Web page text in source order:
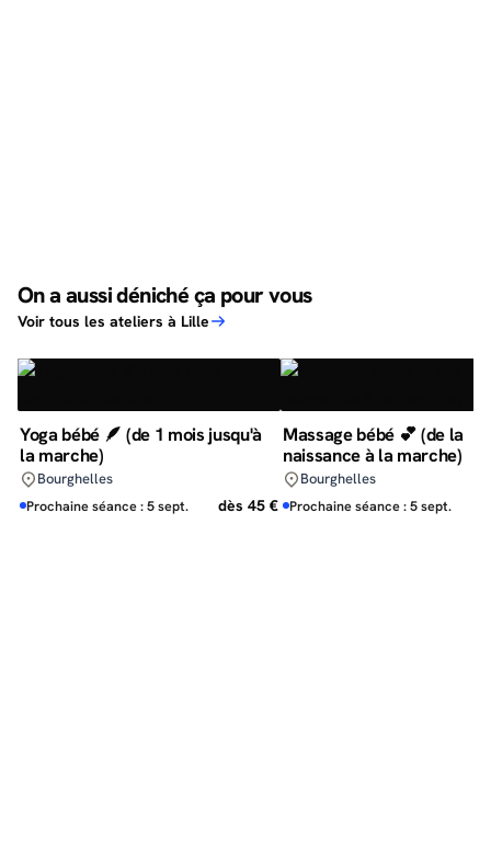
On a aussi déniché ça pour vous
Voir tous les ateliers à Lille
Yoga bébé 🪶 (de 1 mois jusqu'à
la marche)
Bourghelles
Prochaine séance : 5 sept.
dès 45 €
Massage bébé 💕 (de la
naissance à la marche)
Bourghelles
Prochaine séance : 5 sept.